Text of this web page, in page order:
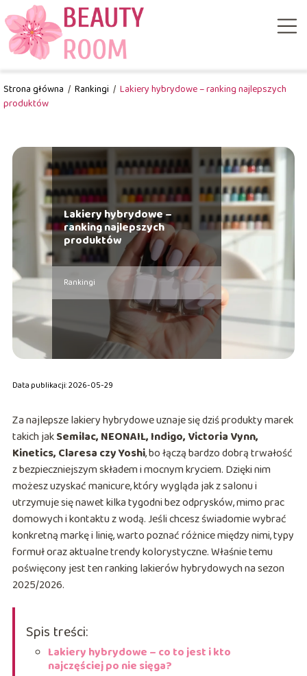
Strona główna / Rankingi / Lakiery hybrydowe – ranking najlepszych
produktów
Lakiery hybrydowe –
ranking najlepszych
produktów
Rankingi
Data publikacji: 2026-05-29
Za najlepsze lakiery hybrydowe uznaje się dziś produkty marek
takich jakSemilac, NEONAIL, Indigo, Victoria Vynn,
Kinetics, Claresa czy Yoshi, bo łączą bardzo dobrą trwałość
z bezpieczniejszym składem i mocnym kryciem. Dzięki nim
możesz uzyskać manicure, który wygląda jak z salonu i
utrzymuje się nawet kilka tygodni bez odprysków, mimo prac
domowych i kontaktu z wodą. Jeśli chcesz świadomie wybrać
konkretną markę i linię, warto poznać różnice między nimi, typy
formuł oraz aktualne trendy kolorystyczne. Właśnie temu
poświęcony jest ten ranking lakierów hybrydowych na sezon
2025/2026.
Spis treści:
Lakiery hybrydowe – co to jest i kto
najczęściej po nie sięga?